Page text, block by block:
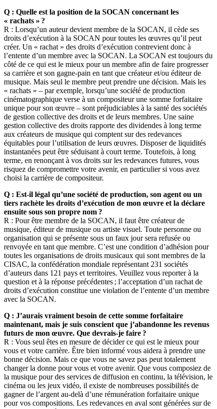
Q : Quelle est la position de la SOCAN concernant les
« rachats » ?
R : Lorsqu’un auteur devient membre de la SOCAN, il cède ses
droits d’exécution à la SOCAN pour toutes les œuvres qu’il peut
créer. Un « rachat » des droits d’exécution contrevient donc à
l’entente d’un membre avec la SOCAN. La SOCAN est toujours du
côté de ce qui est le mieux pour un membre afin de faire progresser
sa carrière et son gagne-pain en tant que créateur et/ou éditeur de
musique. Mais seul le membre peut prendre une décision. Mais les
« rachats » – par exemple, lorsqu’une société de production
cinématographique verse à un compositeur une somme forfaitaire
unique pour son œuvre – sont préjudiciables à la santé des sociétés
de gestion collective des droits et de leurs membres. Une saine
gestion collective des droits rapporte des dividendes à long terme
aux créateurs de musique qui comptent sur des redevances
équitables pour l’utilisation de leurs œuvres. Disposer de liquidités
instantanées peut être séduisant à court terme. Toutefois, à long
terme, en renonçant à vos droits sur les redevances futures, vous
risquez de compromettre votre avenir, en particulier si vous avez
choisi la carrière de compositeur.
Q : Est-il légal qu’une société de production, son agent ou un
tiers rachète les droits d’exécution de mon œuvre et la déclare
ensuite sous son propre nom ?
R : Pour être membre de la SOCAN, il faut être créateur de
musique, éditeur de musique ou artiste visuel. Toute personne ou
organisation qui se présente sous un faux jour sera refusée ou
renvoyée en tant que membre. C’est une condition d’adhésion pour
toutes les organisations de droits musicaux qui sont membres de la
CISAC, la confédération mondiale représentant 231 sociétés
d’auteurs dans 121 pays et territoires. Veuillez vous reporter à la
question et à la réponse précédentes ; l’acceptation d’un rachat de
droits d’exécution constitue une violation de l’entente d’un membre
avec la SOCAN.
Q : J’aurais vraiment besoin de cette somme forfaitaire
maintenant, mais je suis conscient que j’abandonne les revenus
futurs de mon œuvre. Que devrais-je faire ?
R : Vous seul êtes en mesure de décider ce qui est le mieux pour
vous et votre carrière. Être bien informé vous aidera à prendre une
bonne décision. Mais ce que vous ne savez pas peut totalement
changer la donne pour vous et votre avenir. Que vous composiez de
la musique pour des services de diffusion en continu, la télévision, le
cinéma ou les jeux vidéo, il existe de nombreuses possibilités de
gagner de l’argent au-delà d’une rémunération forfaitaire unique
pour vos compositions. Les redevances en aval sont générées sur de